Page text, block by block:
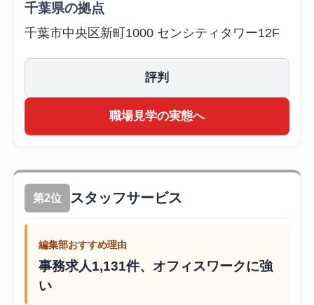
千葉県の拠点
千葉市中央区新町1000 センシティタワー12F
評判
職場見学の実態へ
第2位 スタッフサービス
編集部おすすめ理由
事務求人1,131件、オフィスワークに強
い